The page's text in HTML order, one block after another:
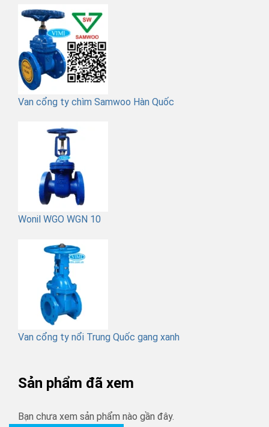
Van cổng ty chìm Samwoo Hàn Quốc
Wonil WGO WGN 10
Van cổng ty nổi Trung Quốc gang xanh
Sản phẩm đã xem
Bạn chưa xem sản phẩm nào gần đây.